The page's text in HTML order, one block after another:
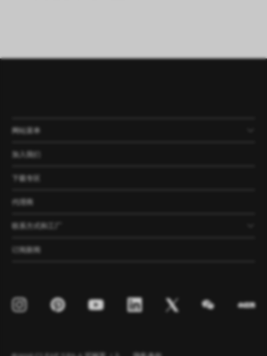
网站菜单
产品
公司
资讯
案例
加入我们
代理商
联系方式和工厂
订阅新闻